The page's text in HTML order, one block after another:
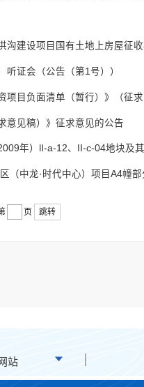
听证会（公告（第1号））
意见稿）》征求意见的公告
页 跳转
站